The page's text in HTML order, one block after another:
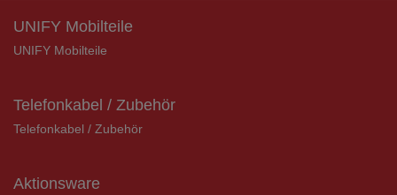
UNIFY Mobilteile
UNIFY Mobilteile
Telefonkabel / Zubehör
Telefonkabel / Zubehör
Aktionsware